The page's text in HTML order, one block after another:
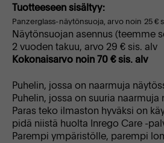
Tuotteeseen sisältyy:
Panzerglass-näytönsuoja, arvo noin 25 €
Näytönsuojan asennus (teemme
2 vuoden takuu, arvo 29 € sis. alv
Kokonaisarvo noin 70 € sis. alv
Puhelin, jossa on naarmuja
Puhelin, jossa on suuria
Paras teko ilmaston hyväksi on
pidä niistä huolta Inrego Care -
Parempi ympäristölle, parempi